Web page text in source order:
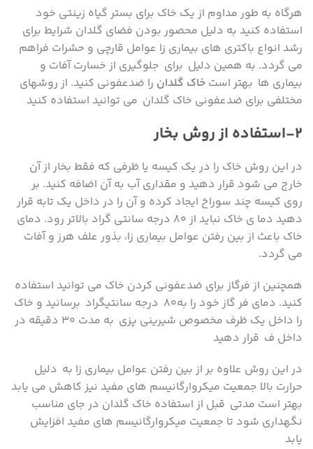
هرگاه به طور مداوم از یک خاک برای بستر گیاه زینتی خود
استفاده کنید به دلیل محصور بودن فضای گلدان شرایط برای
رشد انواع باکتری های بیماری زا عوامل قارچی و حشرات فراهم
می گردد. به همین دلیل برای جلوگیری از خسارت آفات و
بیماری ها بهتر است خاک گلدان را ضدعفونی کنید. از روشهای
مختلفی برای ضدعفونی خاک گلدان می توانید استفاده کنید
۲-استفاده از روش بخار
در این روش خاک را در یک کیسه یا ظرفی که فقط بخار از آن
خارج می شود قرار دهید و مقداری آب به آن اضافه کنید. بر
روی کیسه چند سوراخ ایجاد کرده و آن را در داخل یک تابه قرار
دهید دما ی خاک نباید از ۸۰ درجه سانتی گراد بالاتر رود. دمای
خاک باعث از بین رفتن عوامل بیماری زا، بذور علف هرز و آفات
می گردد.
همچنین از فرگاز برای ضدعفونی کردن خاک می توانید استفاده
کنید. دمای فر گاز خود را به۸۰ درجه سانتیگراد برسانید و خاک
را داخل یک ظرف مخصوص شیرینی پزی به مدت ۳۰ دقیقه در
داخل ف قرار دهید
در این روش علاوه بر از بین رفتن عوامل بیماری زا به دلیل
حرارت بالا جمعیت میکروارگانیسم های مفید نیز کاهش می یابد
بهتر است مدتی قبل از استفاده خاک گلدان در جای مناسب
نگهداری شود تا جمعیت میکروارگانیسم های مفید افزایش
یابد